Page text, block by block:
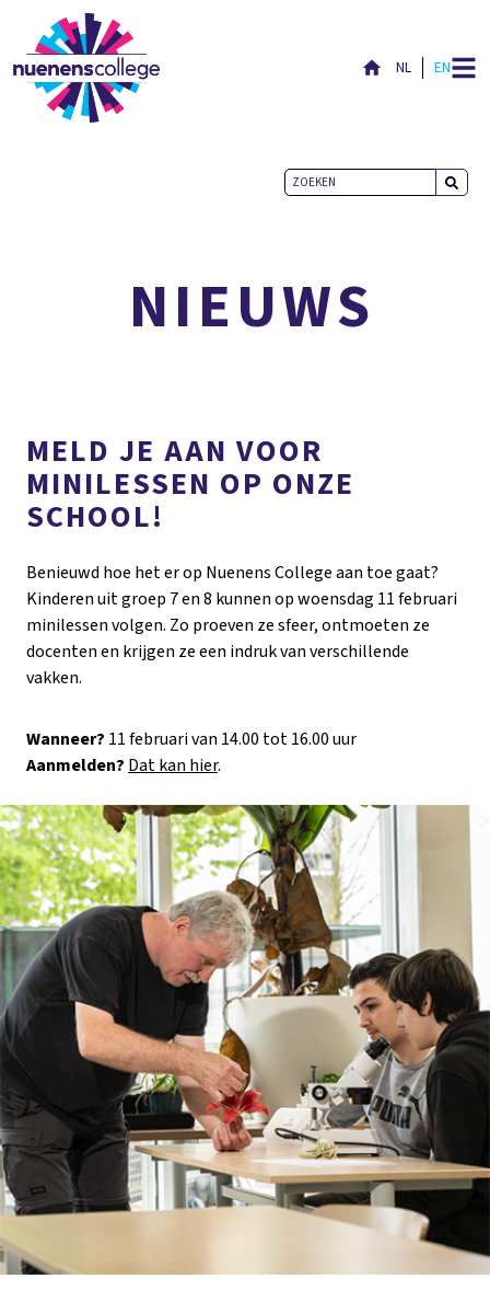
NL EN
ACTUEEL
NIEUWS
MELD JE AAN VOOR
MINILESSEN OP ONZE
SCHOOL!
Benieuwd hoe het er op Nuenens College aan toe gaat?
Kinderen uit groep 7 en 8 kunnen op woensdag 11 februari
minilessen volgen. Zo proeven ze sfeer, ontmoeten ze
docenten en krijgen ze een indruk van verschillende
vakken.
Wanneer? 11 februari van 14.00 tot 16.00 uur
Aanmelden? Dat kan hier.